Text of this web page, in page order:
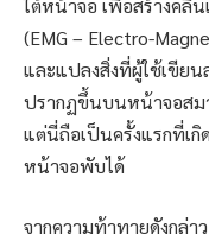
(EMG – Electro-
และแปลงสิ่งที่ผู้ใช้เขียน
ปรากฏขึ้นบนหน้าจอสม
แต่นี่ถือเป็นครั้งแรกที่เ
หน้าจอพับได้
จากความท้าทายดังกล่